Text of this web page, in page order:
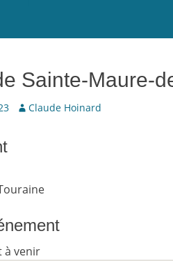
Sainte-Maure-
Auteur
Claude Hoinard
à venir